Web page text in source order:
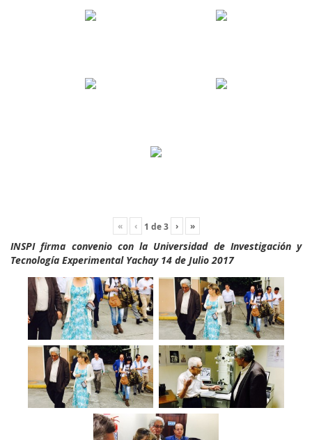
« ‹ 1 de3 › »
INSPI firma convenio con la Universidad de Investigación y
Tecnología Experimental Yachay 14 de Julio 2017